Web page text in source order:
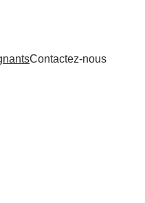
Contactez-nous